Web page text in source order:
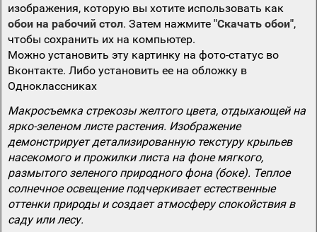
изображения, которую вы хотите использовать как
обои на рабочий стол. Затем нажмите "Скачать обои",
чтобы сохранить их на компьютер.
Можно установить эту картинку на фото-статус во
Вконтакте. Либо установить ее на обложку в
Одноклассниках
Макросъемка стрекозы желтого цвета, отдыхающей на
ярко-зеленом листе растения. Изображение
демонстрирует детализированную текстуру крыльев
насекомого и прожилки листа на фоне мягкого,
размытого зеленого природного фона (боке). Теплое
солнечное освещение подчеркивает естественные
оттенки природы и создает атмосферу спокойствия в
саду или лесу.